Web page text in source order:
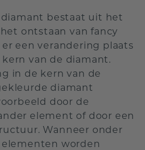
bestaat uit het
ontstaan van fancy
een verandering plaats
van de diamant.
in de kern van de
diamant
door de
element of door een
Wanneer onder
worden